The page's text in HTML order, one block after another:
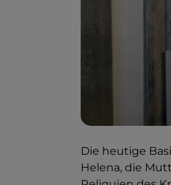
Die heutige
Helena, die